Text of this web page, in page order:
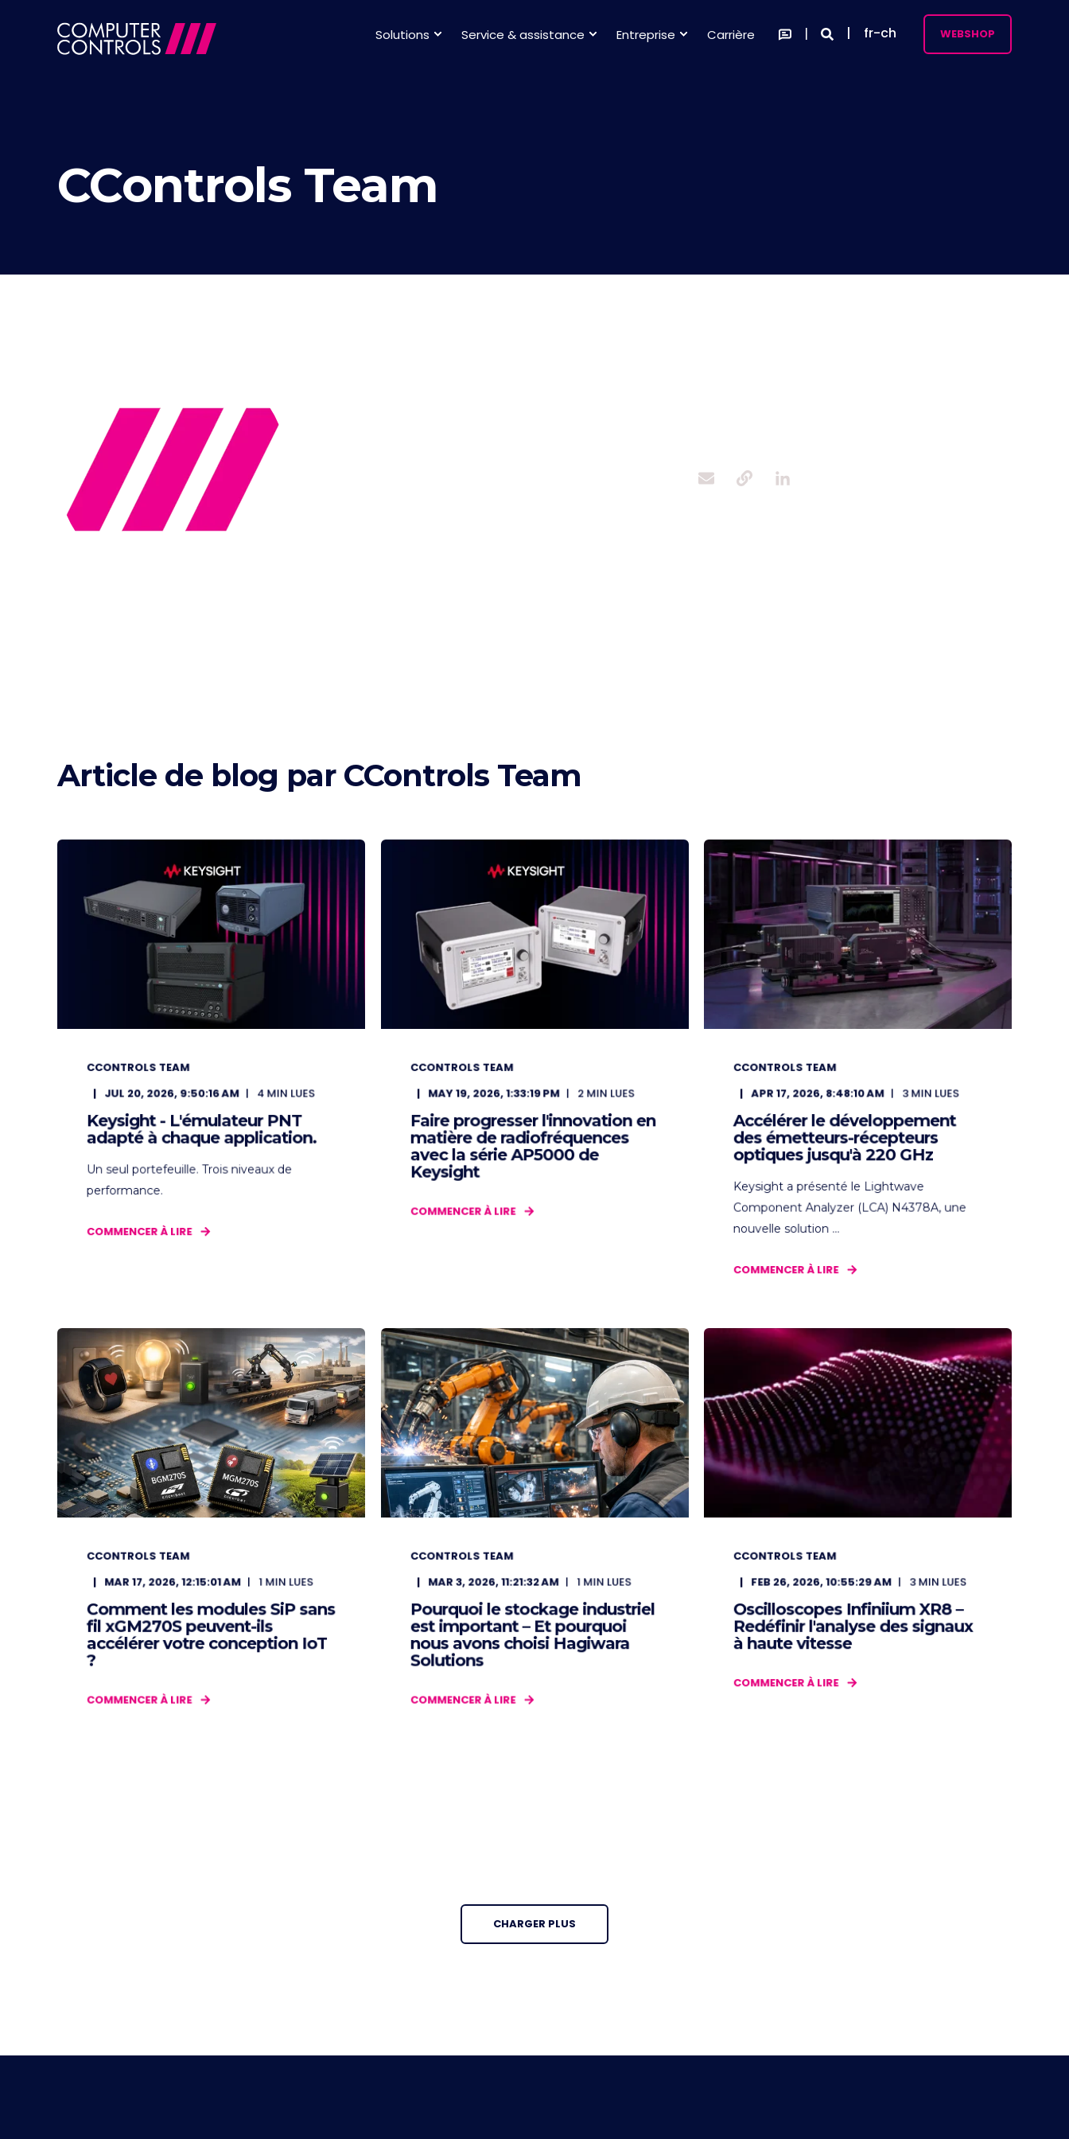
Solutions Service & assistance Entreprise Carrière fr-ch WEBSHOP
CControls Team
Article de blog parCControls Team
CCONTROLS TEAM
JUL 20, 2026, 9:50:16 AM 4 MIN LUES
Keysight - L'émulateur PNT
adapté à chaque application.
Un seul portefeuille. Trois niveaux de
performance.
COMMENCER À LIRE
CCONTROLS TEAM
MAY 19, 2026, 1:33:19 PM 2 MIN LUES
Faire progresser l'innovation en
matière de radiofréquences
avec la série AP5000 de
Keysight
COMMENCER À LIRE
CCONTROLS TEAM
APR 17, 2026, 8:48:10 AM 3MIN LUES
Accélérer le développement
des émetteurs-récepteurs
optiques jusqu'à 220 GHz
Keysight a présenté le Lightwave
Component Analyzer (LCA) N4378A, une
nouvelle solution ...
COMMENCER À LIRE
CCONTROLS TEAM
MAR 17, 2026, 12:15:01 AM 1 MIN LUES
Comment les modules SiP sans
fil xGM270S peuvent-ils
accélérer votre conception IoT
?
COMMENCER À LIRE
CCONTROLS TEAM
MAR 3, 2026, 11:21:32 AM 1 MIN LUES
Pourquoi le stockage industriel
est important – Et pourquoi
nous avons choisi Hagiwara
Solutions
COMMENCER À LIRE
CCONTROLS TEAM
FEB 26, 2026, 10:55:29 AM 3MIN LUES
Oscilloscopes Infiniium XR8 –
Redéfinir l'analyse des signaux
à haute vitesse
COMMENCER À LIRE
CHARGER PLUS